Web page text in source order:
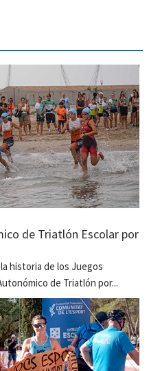
de Triatlón Escolar por
historia de los Juegos
de Triatlón por...